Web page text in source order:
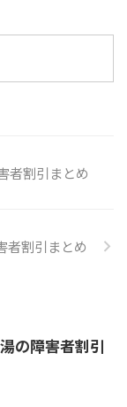
者割引まとめ
者割引まとめ
の障害者割引